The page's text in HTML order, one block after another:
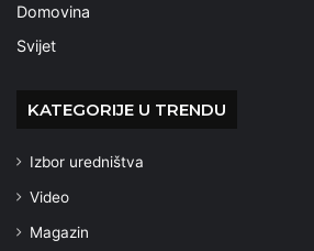
Domovina
Svijet
KATEGORIJE U TRENDU
Izbor uredništva
Video
Magazin